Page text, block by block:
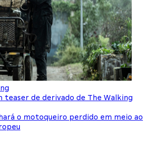
teaser de derivado de The Walking
o motoqueiro perdido em meio ao